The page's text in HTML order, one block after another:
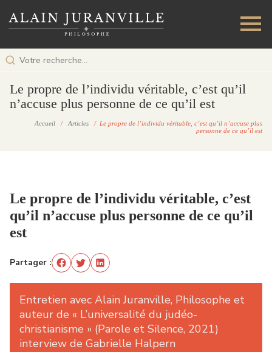
Le propre de l’individu véritable, c’est qu’il
n’accuse plus personne de ce qu’il est
Accueil /Articles / Le propre de l’individu véritable, c’est qu’il n’accuse plus
personne de ce qu’il est
Le propre de l’individu véritable, c’est
qu’il n’accuse plus personne de ce qu’il
est
Partager :
Entretien avec Alain Juranville, Philosophe et
auteur de « L’universalité du judéo-
christianisme » (Parole et Silence, 2021)
interview de Gabrielle Halpern